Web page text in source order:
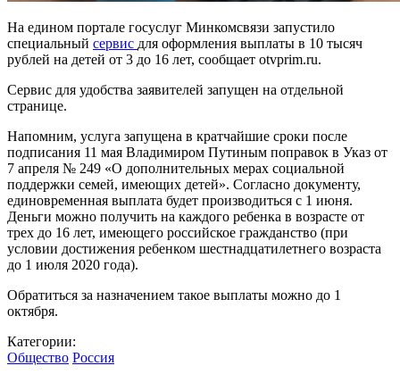
На едином портале госуслуг Минкомсвязи запустило
специальный сервис для оформления выплаты в 10 тысяч
рублей на детей от 3 до 16 лет, сообщает otvprim.ru.
Сервис для удобства заявителей запущен на отдельной
странице.
Напомним, услуга запущена в кратчайшие сроки после
подписания 11 мая Владимиром Путиным поправок в Указ от
7 апреля № 249 «О дополнительных мерах социальной
поддержки семей, имеющих детей». Согласно документу,
единовременная выплата будет производиться с 1 июня.
Деньги можно получить на каждого ребенка в возрасте от
трех до 16 лет, имеющего российское гражданство (при
условии достижения ребенком шестнадцатилетнего возраста
до 1 июля 2020 года).
Обратиться за назначением такое выплаты можно до 1
октября.
Категории:
Общество Россия